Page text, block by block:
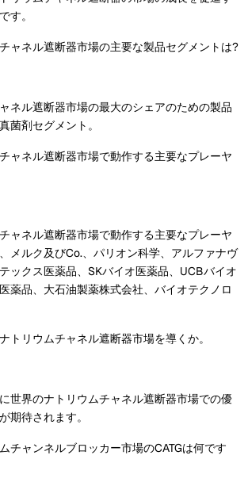
す。
ャネル遮断器市場の主要な製品セグメントは?
ネル遮断器市場の最大のシェアのための製品
菌剤セグメント。
ャネル遮断器市場で動作する主要なプレーヤ
ャネル遮断器市場で動作する主要なプレーヤ
メルク及びCo.、パリオン科学、アルファナヴ
ックス医薬品、SKバイオ医薬品、UCBバイオ
薬品、大石油製薬株式会社、バイオテクノロ
トリウムチャネル遮断器市場を導くか。
世界のナトリウムチャネル遮断器市場での優
期待されます。
チャンネルブロッカー市場のCATGは何です